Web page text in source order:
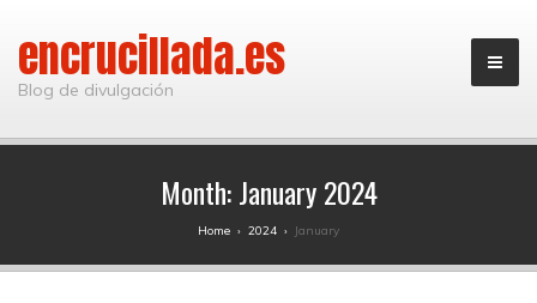
encrucillada.es
Blog de divulgación
Month:January 2024
Home › 2024 › January